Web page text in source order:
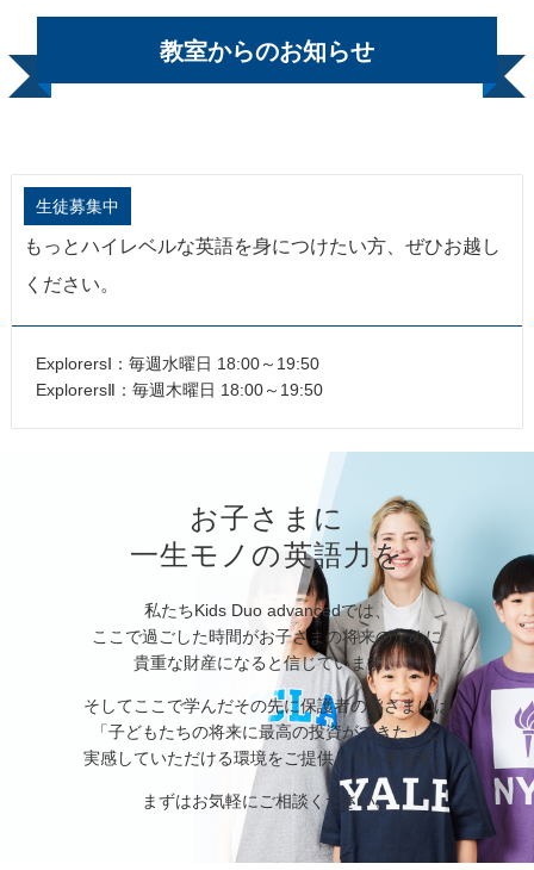
教室からのお知らせ
生徒募集中
もっとハイレベルな英語を身につけたい方、ぜひお越し
ください。
ExplorersⅠ：毎週水曜日 18:00～19:50
ExplorersⅡ：毎週木曜日 18:00～19:50
お子さまに
一生モノの英語力を
私たちKids Duo advancedでは、
ここで過ごした時間がお子さまの将来のために
貴重な財産になると信じています。
そしてここで学んだその先に保護者の皆さまには
「子どもたちの将来に最高の投資ができた」と
実感していただける環境をご提供していきます。
まずはお気軽にご相談ください。